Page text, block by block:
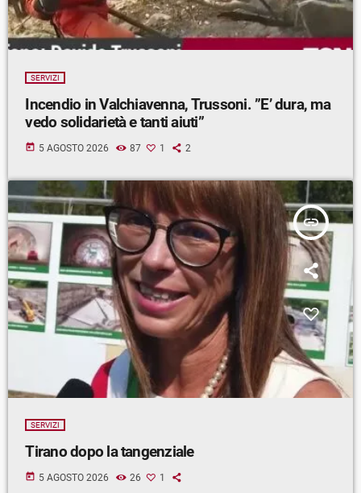
SERVIZI
Incendio in Valchiavenna, Trussoni. ”E’ dura, ma
vedo solidarietà e tanti aiuti”
today 5 AGOSTO 2026 87 1 2
insert_link
SERVIZI
Tirano dopo la tangenziale
today 5 AGOSTO 2026 26 1